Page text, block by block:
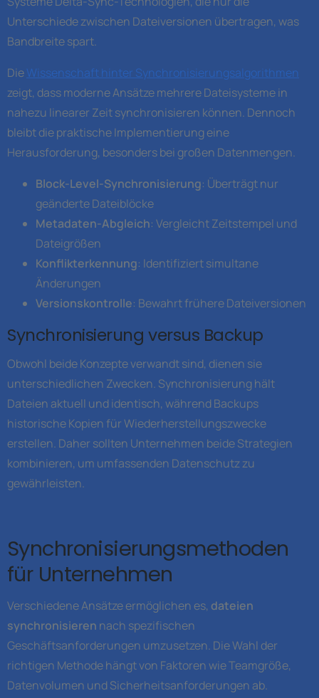
Unterschiede zwischen Dateiversionen übertragen, was
Bandbreite spart.
DieWissenschaft hinter Synchronisierungsalgorithmen
zeigt, dass moderne Ansätze mehrere Dateisysteme in
nahezu linearer Zeit synchronisieren können. Dennoch
bleibt die praktische Implementierung eine
Herausforderung, besonders bei großen Datenmengen.
Block-Level-Synchronisierung: Überträgt nur
geänderte Dateiblöcke
Metadaten-Abgleich: Vergleicht Zeitstempel und
Dateigrößen
Konflikterkennung: Identifiziert simultane
Änderungen
Versionskontrolle: Bewahrt frühere Dateiversionen
Synchronisierung versus Backup
Obwohl beide Konzepte verwandt sind, dienen sie
unterschiedlichen Zwecken. Synchronisierung hält
Dateien aktuell und identisch, während Backups
historische Kopien für Wiederherstellungszwecke
erstellen. Daher sollten Unternehmen beide Strategien
kombinieren, um umfassenden Datenschutz zu
gewährleisten.
Synchronisierungsmethoden
für Unternehmen
Verschiedene Ansätze ermöglichen es, dateien
synchronisieren nach spezifischen
Geschäftsanforderungen umzusetzen. Die Wahl der
richtigen Methode hängt von Faktoren wie Teamgröße,
Datenvolumen und Sicherheitsanforderungen ab.